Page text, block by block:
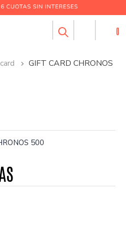
0
GIFT CARD CHRONOS
500